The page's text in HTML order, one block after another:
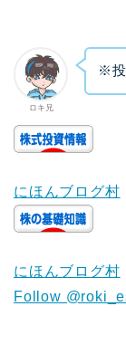
ロキ兄
※投
にほんブログ村
にほんブログ村
Follow